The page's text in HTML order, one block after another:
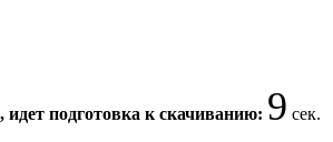
идет подготовка к скачиванию: 8 сек.